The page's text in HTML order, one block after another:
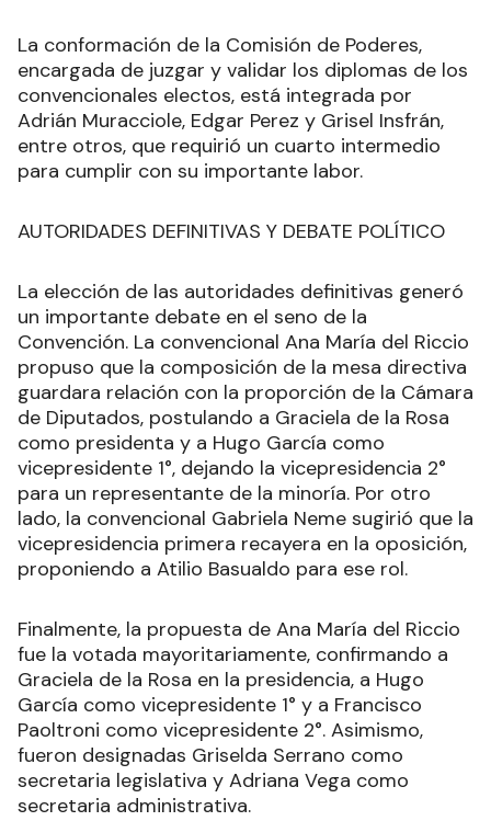
La conformación de la Comisión de Poderes,
encargada de juzgar y validar los diplomas de los
convencionales electos, está integrada por
Adrián Muracciole, Edgar Perez y Grisel Insfrán,
entre otros, que requirió un cuarto intermedio
para cumplir con su importante labor.
AUTORIDADES DEFINITIVAS Y DEBATE POLÍTICO
La elección de las autoridades definitivas generó
un importante debate en el seno de la
Convención. La convencional Ana María del Riccio
propuso que la composición de la mesa directiva
guardara relación con la proporción de la Cámara
de Diputados, postulando a Graciela de la Rosa
como presidenta y a Hugo García como
vicepresidente 1°, dejando la vicepresidencia 2°
para un representante de la minoría. Por otro
lado, la convencional Gabriela Neme sugirió que la
vicepresidencia primera recayera en la oposición,
proponiendo a Atilio Basualdo para ese rol.
Finalmente, la propuesta de Ana María del Riccio
fue la votada mayoritariamente, confirmando a
Graciela de la Rosa en la presidencia, a Hugo
García como vicepresidente 1° y a Francisco
Paoltroni como vicepresidente 2°. Asimismo,
fueron designadas Griselda Serrano como
secretaria legislativa y Adriana Vega como
secretaria administrativa.